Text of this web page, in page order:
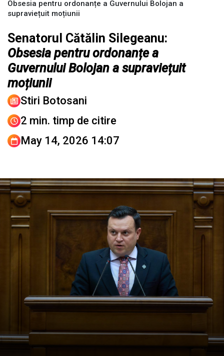
Obsesia pentru ordonanțe a Guvernului Bolojan a
supraviețuit moțiunii
Senatorul Cătălin Silegeanu:
Obsesia pentru ordonanțe a
Guvernului Bolojan a supraviețuit
moțiunii
Stiri Botosani
2 min. timp de citire
May 14, 2026 14:07